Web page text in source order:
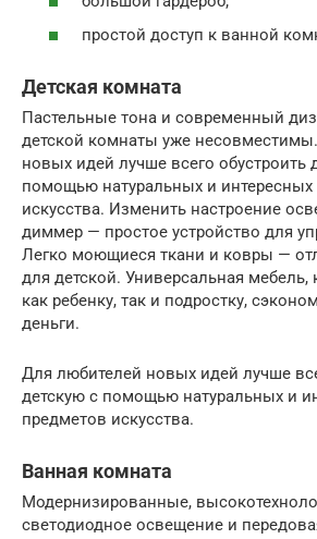
простой доступ к ванной
Детская комната
Пастельные тона и современный
детской комнаты уже
новых идей лучше всего обустроить
помощью натуральных и интересных
искусства. Изменить настроение
диммер — простое устройство для
Легко моющиеся ткани и ковры —
для детской. Универсальная мебель,
как ребенку, так и подростку,
деньги.
Для любителей новых идей лучше
детскую с помощью натуральных и
предметов искусства.
Ванная комната
Модернизированные,
светодиодное освещение и